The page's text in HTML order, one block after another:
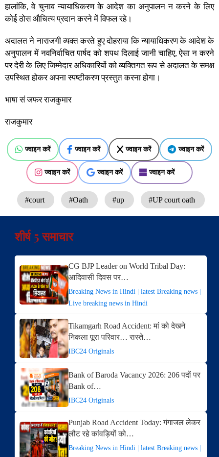
हालांकि, वे चुनाव न्यायाधिकरण के आदेश का अनुपालन न करने के लिए
कोई ठोस औचित्य प्रदान करने में विफल रहे।
अदालत ने नाराजगी व्यक्त करते हुए दोहराया कि न्यायाधिकरण के आदेश के
अनुपालन में नवनिर्वाचित पार्षद को शपथ दिलाई जानी चाहिए, ऐसा न करने
पर देरी के लिए जिम्मेदार अधिकारियों को व्यक्तिगत रूप से अदालत के समक्ष
उपस्थित होकर अपना स्पष्टीकरण प्रस्तुत करना होगा।
भाषा सं जफर राजकुमार
राजकुमार
ज्वाइन करें ज्वाइन करें ज्वाइन करें ज्वाइन करें
ज्वाइन करें ज्वाइन करें ज्वाइन करें
#court #Oath #up #UP court oath
शीर्ष 5 समाचार
CG BJP Leader on World Tribal Day:
आदिवासी दिवस पर…
Breaking News in Hindi | latest Breaking news |
Live breaking news in Hindi
Tikamgarh Road Accident: मां को देखने
निकला पूरा परिवार… रास्ते…
IBC24 Originals
Bank of Baroda Vacancy 2026: 206 पदों पर
Bank of…
IBC24 Originals
Punjab Road Accident Today: गंगाजल लेकर
लौट रहे कांवड़ियों को…
Breaking News in Hindi | latest Breaking news |